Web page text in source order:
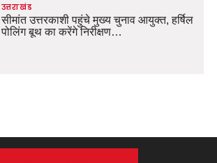
उत्तराखंड
सीमांत उत्तरकाशी पहुंचे मुख्य चुनाव आयुक्त, हर्षिल
पोलिंग बूथ का करेंगे निरीक्षण…